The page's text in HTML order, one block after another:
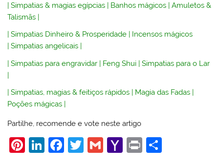
|Simpatias & magias egípcias | Banhos mágicos |Amuletos &
Talismãs |
|Simpatias Dinheiro & Prosperidade
Incensos mágicos
|Simpatias angelicais
|Simpatias para engravidar | Feng Shui |Simpatias para o Lar
|
|Simpatias, magias & feitiços rápidos | Magia das Fadas |
Poções mágicas |
Partilhe, recomende e vote neste artigo
Pi Li F
T
G
Y
Pr